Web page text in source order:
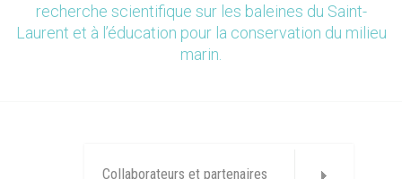
recherche scientifique sur les baleines du Saint-
Laurent et à l’éducation pour la conservation du milieu
marin.
Collaborateurs et partenaires